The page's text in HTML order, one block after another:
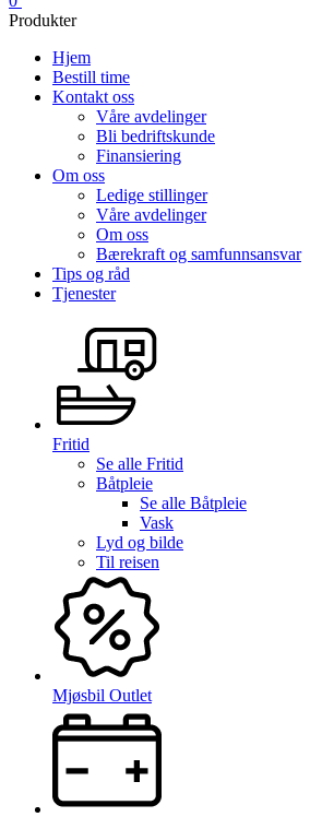
Produkter
Hjem
Bestill time
Kontakt oss
Våre avdelinger
Bli bedriftskunde
Finansiering
Om oss
Ledige stillinger
Våre avdelinger
Om oss
Bærekraft og samfunnsansvar
Tips og råd
Tjenester
Fritid
Se alle Fritid
Båtpleie
Se alle Båtpleie
Vask
Lyd og bilde
Til reisen
Mjøsbil Outlet